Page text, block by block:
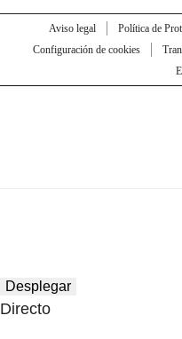
Aviso legal Política de
Configuración de cookies
Desplegar
Directo